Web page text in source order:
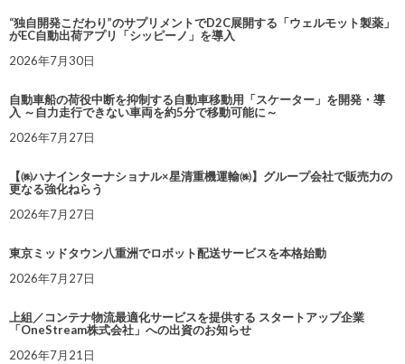
“独自開発こだわり”のサプリメントでD2C展開する「ウェルモット製薬」
がEC自動出荷アプリ「シッピーノ」を導入
2026年7月30日
自動車船の荷役中断を抑制する自動車移動用「スケーター」を開発・導
入 ～自力走行できない車両を約5分で移動可能に～
2026年7月27日
【㈱ハナインターナショナル×星清重機運輸㈱】グループ会社で販売力の
更なる強化ねらう
2026年7月27日
東京ミッドタウン八重洲でロボット配送サービスを本格始動
2026年7月27日
上組／コンテナ物流最適化サービスを提供する スタートアップ企業
「OneStream株式会社」への出資のお知らせ
2026年7月21日